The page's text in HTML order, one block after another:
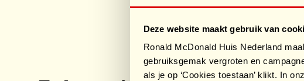
Deze website maakt gebruik van
Ronald McDonald Huis Nederland
gebruiksgemak vergroten en
als je op ‘Cookies toestaan’ klikt. In